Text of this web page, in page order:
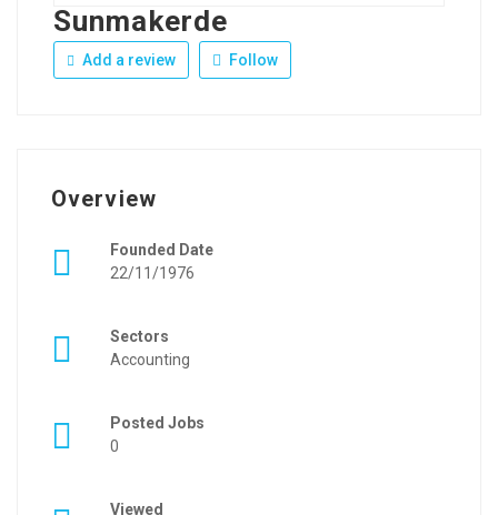
Sunmakerde
Add a review Follow
Overview
Founded Date
22/11/1976
Sectors
Accounting
Posted Jobs
0
Viewed